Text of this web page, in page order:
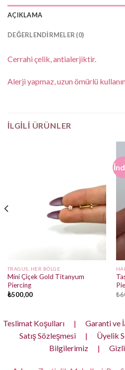
AÇIKLAMA
DEĞERLENDIRMELER (0)
Cerrahi çelik, antialerjiktir.
Alerji yapmaz, uzun ömürlü
İLGILI ÜRÜNLER
TRAGUS, HER BÖLGE
Mini Çiçek Gold Titanyum
Piercing
₺500,00
₺
Teslimat Koşulları | Garanti ve
Satış Sözleşmesi
| Üyelik
Bilgilerimiz
|